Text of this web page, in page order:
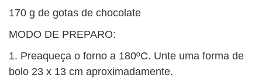
170 g de gotas de chocolate
MODO DE PREPARO:
1. Preaqueça o forno a 180ºC. Unte uma forma de
bolo 23 x 13 cm aproximadamente.